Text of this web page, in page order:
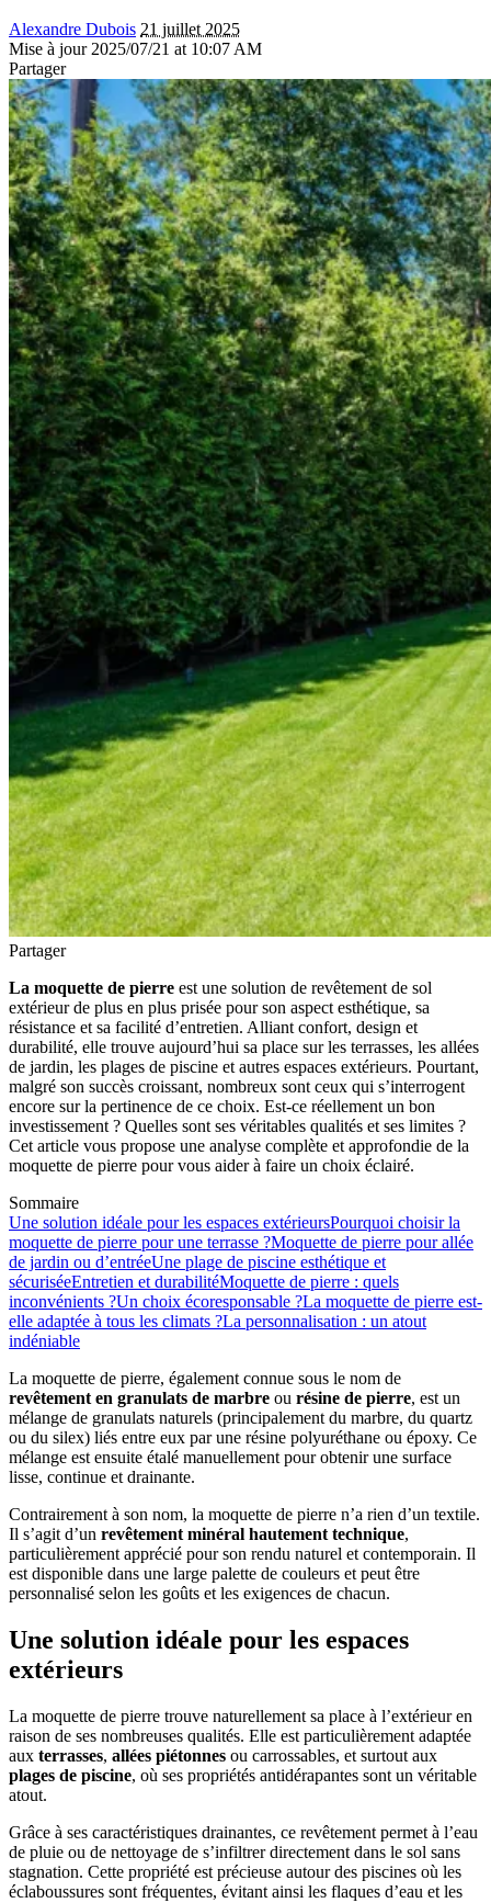
Alexandre Dubois 21 juillet 2025
Mise à jour 2025/07/21 at 10:07 AM
Partager
Partager
La moquette de pierre est une solution de revêtement de sol
extérieur de plus en plus prisée pour son aspect esthétique, sa
résistance et sa facilité d’entretien. Alliant confort, design et
durabilité, elle trouve aujourd’hui sa place sur les terrasses, les allées
de jardin, les plages de piscine et autres espaces extérieurs. Pourtant,
malgré son succès croissant, nombreux sont ceux qui s’interrogent
encore sur la pertinence de ce choix. Est-ce réellement un bon
investissement ? Quelles sont ses véritables qualités et ses limites ?
Cet article vous propose une analyse complète et approfondie de la
moquette de pierre pour vous aider à faire un choix éclairé.
Sommaire
Une solution idéale pour les espaces extérieursPourquoi choisir la
moquette de pierre pour une terrasse ?Moquette de pierre pour allée
de jardin ou d’entréeUne plage de piscine esthétique et
sécuriséeEntretien et durabilitéMoquette de pierre : quels
inconvénients ?Un choix écoresponsable ?La moquette de pierre est-
elle adaptée à tous les climats ?La personnalisation : un atout
indéniable
La moquette de pierre, également connue sous le nom de
revêtement en granulats de marbre ou résine de pierre, est un
mélange de granulats naturels (principalement du marbre, du quartz
ou du silex) liés entre eux par une résine polyuréthane ou époxy. Ce
mélange est ensuite étalé manuellement pour obtenir une surface
lisse, continue et drainante.
Contrairement à son nom, la moquette de pierre n’a rien d’un textile.
Il s’agit d’un revêtement minéral hautement technique,
particulièrement apprécié pour son rendu naturel et contemporain. Il
est disponible dans une large palette de couleurs et peut être
personnalisé selon les goûts et les exigences de chacun.
Une solution idéale pour les espaces
extérieurs
La moquette de pierre trouve naturellement sa place à l’extérieur en
raison de ses nombreuses qualités. Elle est particulièrement adaptée
aux terrasses, allées piétonnes ou carrossables, et surtout aux
plages de piscine, où ses propriétés antidérapantes sont un véritable
atout.
Grâce à ses caractéristiques drainantes, ce revêtement permet à l’eau
de pluie ou de nettoyage de s’infiltrer directement dans le sol sans
stagnation. Cette propriété est précieuse autour des piscines où les
éclaboussures sont fréquentes, évitant ainsi les flaques d’eau et les